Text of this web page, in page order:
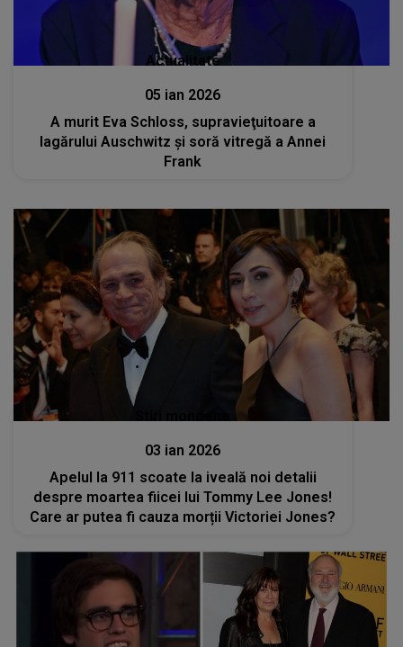
Actualitate
05 ian 2026
A murit Eva Schloss, supravieţuitoare a
lagărului Auschwitz şi soră vitregă a Annei
Frank
03 ian 2026
Apelul la 911 scoate la iveală noi detalii
despre moartea fiicei lui Tommy Lee Jones!
Care ar putea fi cauza morții Victoriei Jones?